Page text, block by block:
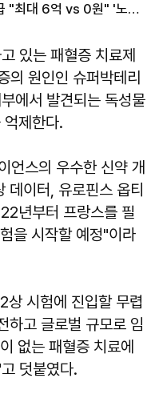
주가 악재 되나...삼성전자 성과급 "최대 6억 vs 0원" '노노갈등' 터진 이유
있는 패혈증 치료제
원인인 슈퍼박테리
에서 발견되는 독성물
제한다.
언스의 우수한 신약 개
데이터, 유로핀스 옵티
년부터 프랑스를 필
을 시작할 예정"이라
시험에 진입할 무렵
하고 글로벌 규모로 임
없는 패혈증 치료에
덧붙였다.